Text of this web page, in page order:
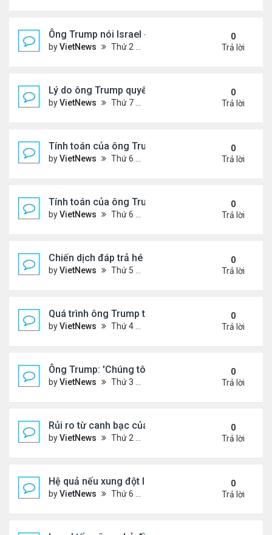
Ông Trump nói Israel - Iran đạt thỏa thuận ngừng
byVietNews Thứ 2 Tháng 6 23, 2025 5:45 pm
0
Trả lời
Lý do ông Trump quyết định không kích Iran
byVietNews Thứ 7 Tháng 6 21, 2025 11:14 pm
0
Trả lời
Tính toán của ông Trump khi lùi quyết định can
byVietNews Thứ 6 Tháng 6 20, 2025 2:44 pm
0
Trả lời
Tính toán của ông Trump khi lùi quyết định can
byVietNews Thứ 6 Tháng 6 20, 2025 2:43 pm
0
Trả lời
Chiến dịch đáp trả hé lộ năng lực tên lửa thực sự
byVietNews Thứ 5 Tháng 6 19, 2025 4:25 pm
0
Trả lời
Quá trình ông Trump thay đổi lập trường về xung
byVietNews Thứ 4 Tháng 6 18, 2025 2:22 pm
0
Trả lời
Ông Trump: 'Chúng tôi đã kiểm soát hoàn toàn
byVietNews Thứ 3 Tháng 6 17, 2025 5:52 pm
0
Trả lời
Rủi ro từ canh bạc của Thủ tướng Israel khi tấn
byVietNews Thứ 2 Tháng 6 16, 2025 4:45 pm
0
Trả lời
Hệ quả nếu xung đột Israel - Iran lan rộng
byVietNews Thứ 6 Tháng 6 13, 2025 5:24 pm
0
Trả lời